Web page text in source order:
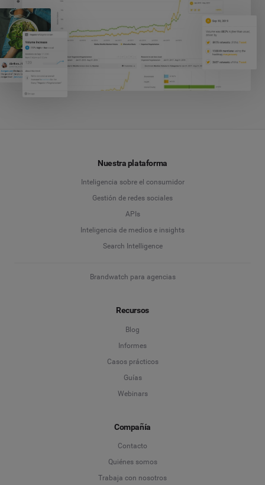
Nuestra plataforma
Inteligencia sobre el consumidor
Gestión de redes sociales
APIs
Inteligencia de medios e insights
Search Intelligence
Brandwatch para agencias
Recursos
Blog
Informes
Casos prácticos
Guías
Webinars
Compañía
Contacto
Quiénes somos
Trabaja con nosotros